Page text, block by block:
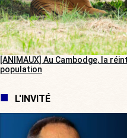
[ANIMAUX] Au Cambodge, la
population
L'INVITÉ